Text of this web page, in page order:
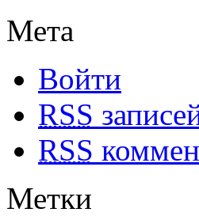
Мета
Войти
RSS
RSS
Метки